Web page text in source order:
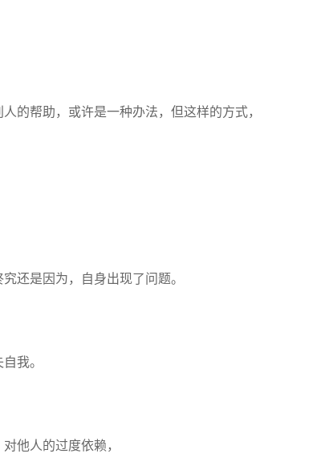
帮助，或许是一种办法，但这样的方式，
是因为，自身出现了问题。
我。
他人的过度依赖，